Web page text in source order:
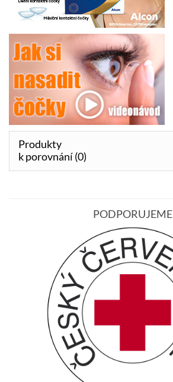
Produkty
k porovnání (0)
PODPORUJEME